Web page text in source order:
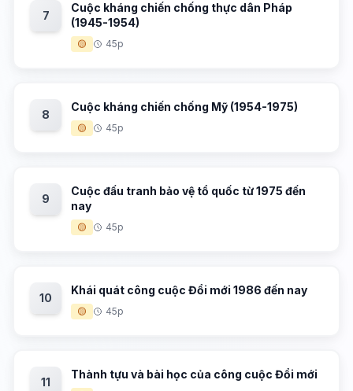
7
Cuộc kháng chiến chống thực dân Pháp
(1945-1954)
🟡 45p
8
Cuộc kháng chiến chống Mỹ (1954-1975)
🟡 45p
9
Cuộc đấu tranh bảo vệ tổ quốc từ 1975 đến
nay
🟡 45p
10
Khái quát công cuộc Đổi mới 1986 đến nay
🟡 45p
11
Thành tựu và bài học của công cuộc Đổi mới